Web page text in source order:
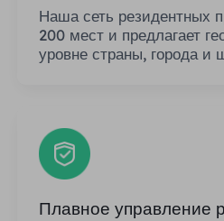
Наша сеть резидентных
200 мест и предлагает
уровне страны, города и
Плавное управление